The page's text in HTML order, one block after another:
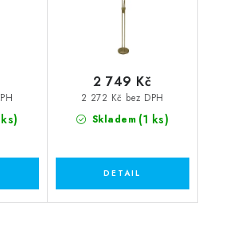
Skladem (1 ks)
2 272 Kč bez DPH
2 749 Kč